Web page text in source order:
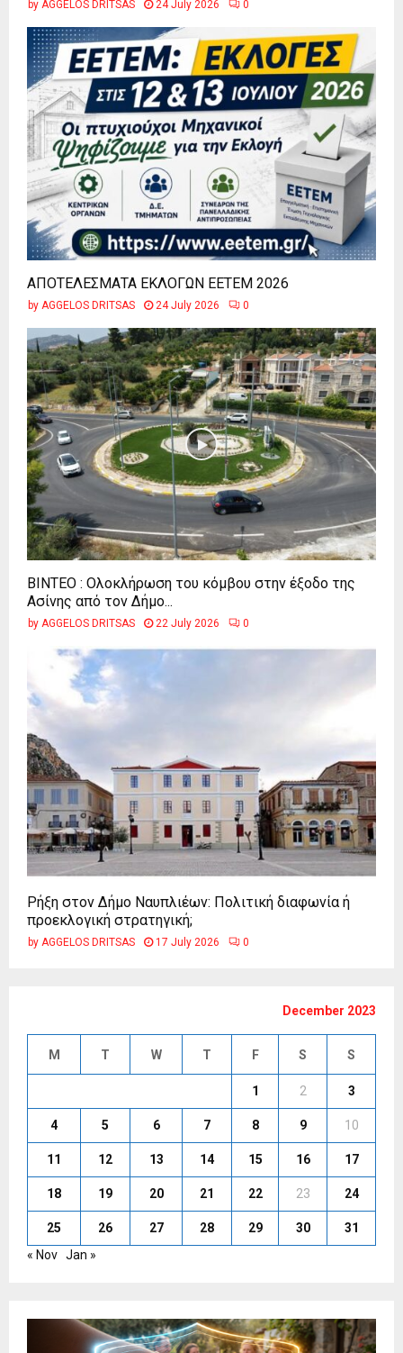
by AGGELOS DRITSAS 24 July 2026 0
ΑΠΟΤΕΛΕΣΜΑΤΑ ΕΚΛΟΓΩΝ ΕΕΤΕΜ 2026
by AGGELOS DRITSAS 24 July 2026 0
ΒΙΝΤΕΟ : Ολοκλήρωση του κόμβου στην έξοδο της
Ασίνης από τον Δήμο...
by AGGELOS DRITSAS 22 July 2026 0
Ρήξη στον Δήμο Ναυπλιέων: Πολιτική διαφωνία ή
προεκλογική στρατηγική;
by AGGELOS DRITSAS 17 July 2026 0
December 2023
M T W T F S S
1 2 3
4 5 6 7 8 9 10
11 12 13 14 15 16 17
18 19 20 21 22 23 24
25 26 27 28 29 30
31
« Nov Jan »